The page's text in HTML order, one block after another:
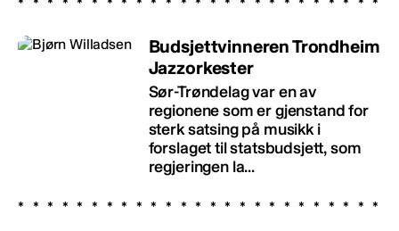
Budsjettvinneren Trondheim
Jazzorkester
Sør-Trøndelag var en av
regionene som er gjenstand for
sterk satsing på musikk i
forslaget til statsbudsjett, som
regjeringen la...